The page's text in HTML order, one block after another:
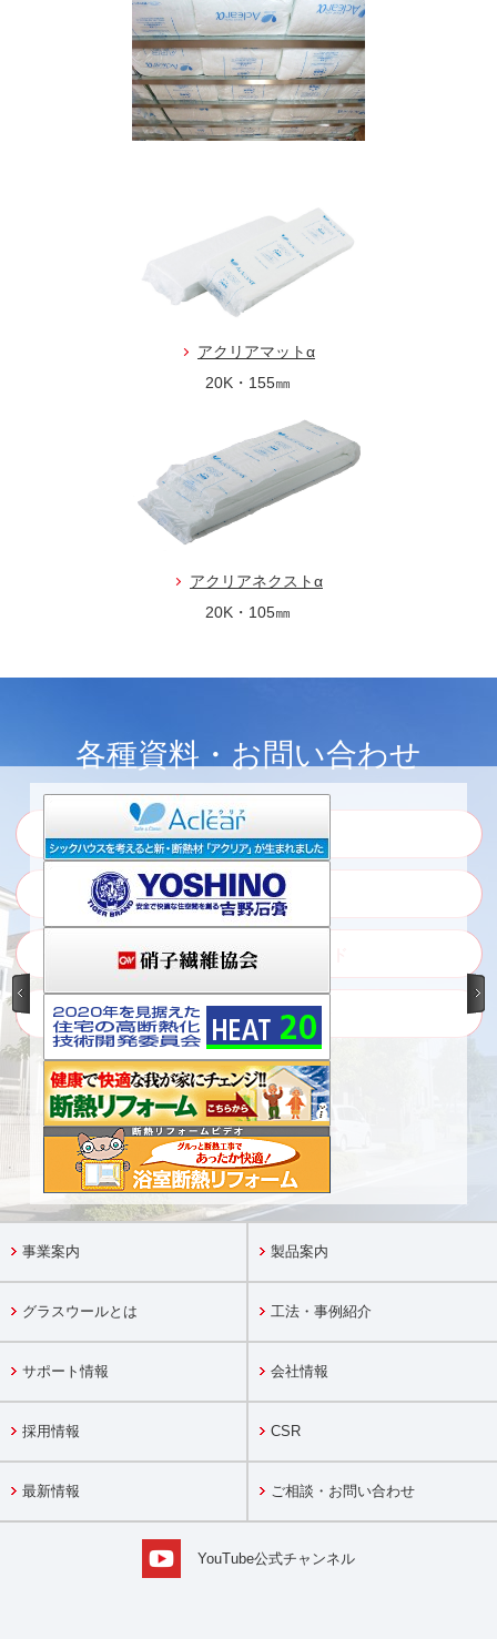
アクリアマットα
20K・155㎜
アクリアネクストα
20K・105㎜
各種資料・お問い合わせ
ウェブカタログ
カタログ・資料請求
各種証明書のダウンロード
ご相談・お問い合わせ
事業案内 製品案内
グラスウールとは 工法・事例紹介
サポート情報 会社情報
採用情報 CSR
最新情報 ご相談・お問い合わせ
YouTube公式チャンネル